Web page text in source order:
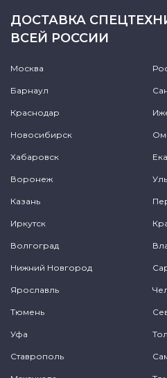
ДОСТАВКА
ВСЕЙ РОССИИ
Москва
Барнаул
Краснодар
Новосибирск
Хабаровск
Воронеж
Казань
Иркутск
Волгоград
Нижний Новгород
Ярославль
Тюмень
Уфа
Ставрополь